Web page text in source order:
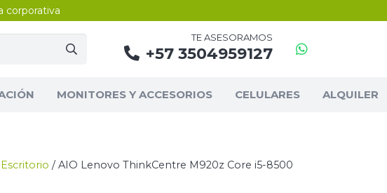
corporativa
TE ASESORAMOS
+57 3504959127
MONITORES Y ACCESORIOS CELULARES ALQUILER
/ AIO Lenovo ThinkCentre M920z Core i5-8500